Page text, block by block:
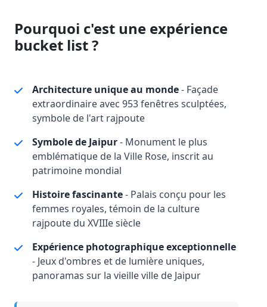
Pourquoi c'est une expérience
bucket list ?
Architecture unique au monde- Façade
extraordinaire avec 953 fenêtres sculptées,
symbole de l'art rajpoute
Symbole de Jaipur- Monument le plus
emblématique de la Ville Rose, inscrit au
patrimoine mondial
Histoire fascinante- Palais conçu pour les
femmes royales, témoin de la culture
rajpoute du XVIIIe siècle
Expérience photographique exceptionnelle
- Jeux d'ombres et de lumière uniques,
panoramas sur la vieille ville de Jaipur